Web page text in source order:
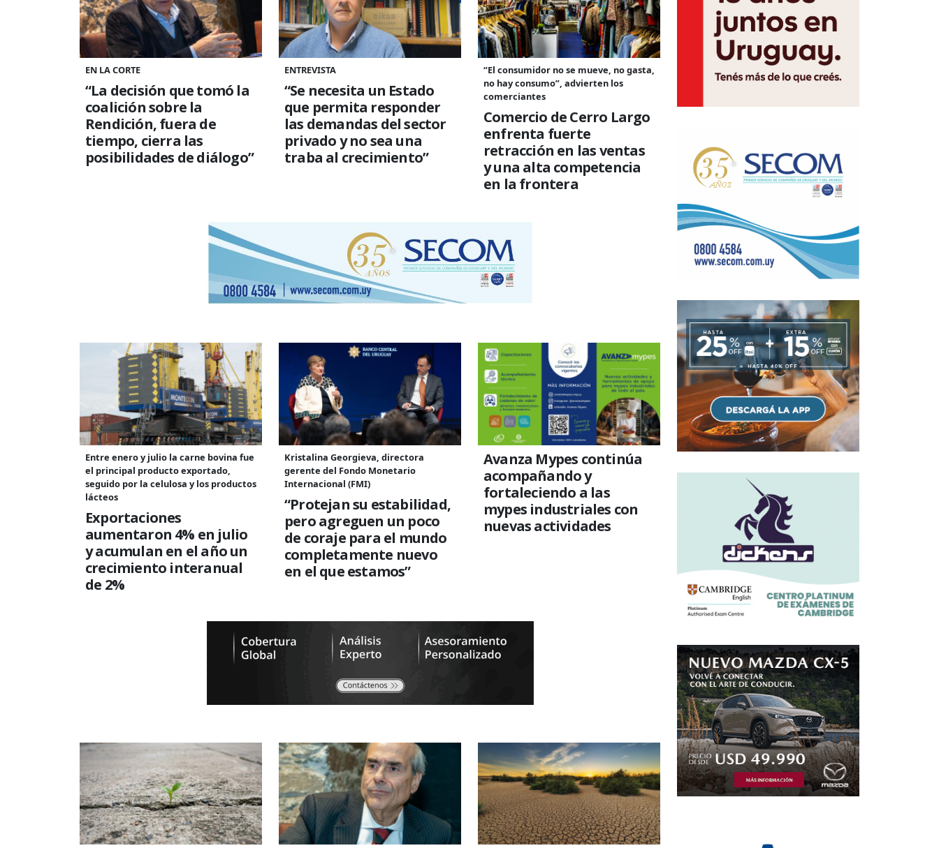
EN LA CORTE
“La decisión que tomó la
coalición sobre la
Rendición, fuera de
tiempo, cierra las
posibilidades de diálogo”
ENTREVISTA
“Se necesita un Estado
que permita responder
las demandas del sector
privado y no sea una
traba al crecimiento”
“El consumidor no se mueve, no gasta,
no hay consumo”, advierten los
comerciantes
Comercio de Cerro Largo
enfrenta fuerte
retracción en las ventas
y una alta competencia
en la frontera
Entre enero y julio la carne bovina fue
el principal producto exportado,
seguido por la celulosa y los productos
lácteos
Exportaciones
aumentaron 4% en julio
y acumulan en el año un
crecimiento interanual
de 2%
Kristalina Georgieva, directora
gerente del Fondo Monetario
Internacional (FMI)
“Protejan su estabilidad,
pero agreguen un poco
de coraje para el mundo
completamente nuevo
en el que estamos”
Avanza Mypes continúa
acompañando y
fortaleciendo a las
mypes industriales con
nuevas actividades